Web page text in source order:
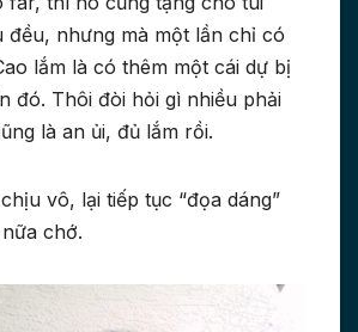
đều, nhưng mà một lần chỉ có
lắm là có thêm một cái dự bị
đó. Thôi đòi hỏi gì nhiều phải
là an ủi, đủ lắm rồi.
vô, lại tiếp tục “đọa dáng”
chớ.